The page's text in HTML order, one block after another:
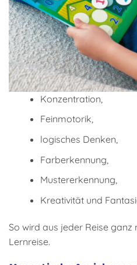
Konzentration,
Feinmotorik,
logisches Denken,
Farberkennung,
Mustererkennung,
Kreativität und
So wird aus jeder Reise ganz
Lernreise.